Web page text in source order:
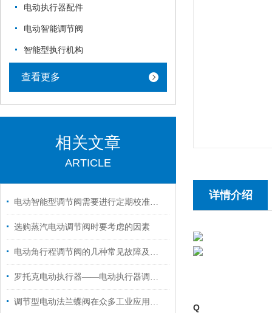
电动执行器配件
电动智能调节阀
智能型执行机构
查看更多
相关文章
ARTICLE
电动智能型调节阀需要进行定期校准和调试
选购蒸汽电动调节阀时要考虑的因素
电动角行程调节阀的几种常见故障及处理方法
罗托克电动执行器——电动执行器调试难点和故障分析
调节型电动法兰蝶阀在众多工业应用中表现出色
详情介绍
Q